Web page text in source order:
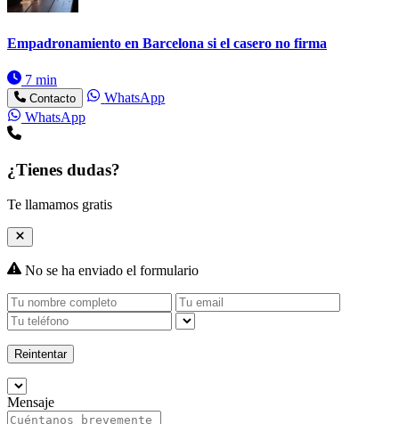
Empadronamiento en Barcelona si el casero no firma
7 min
Contacto
WhatsApp
WhatsApp
¿Tienes dudas?
Te llamamos gratis
No se ha enviado el formulario
Reintentar
Mensaje